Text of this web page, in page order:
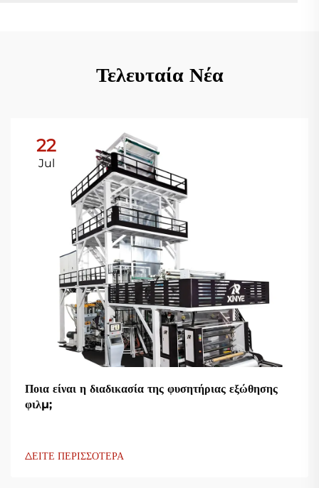
Τελευταία Νέα
22
Jul
Ποια είναι η διαδικασία της φυσητήριας εξώθησης
φιλμ;
ΔΕΙΤΕ ΠΕΡΙΣΣΟΤΕΡΑ